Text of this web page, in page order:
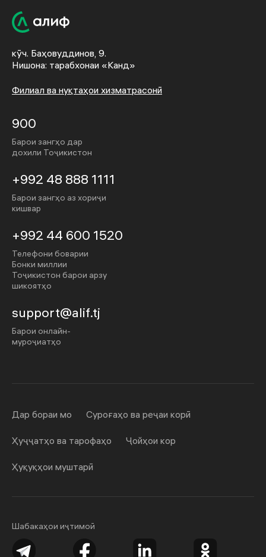
кӯч. Баҳовуддинов, 9.
Нишона: тарабхонаи «Канд»
Филиал ва нуқтаҳои хизматрасонӣ
900
Барои зангҳо дар
дохили Тоҷикистон
+992 48 888 1111
Барои зангҳо аз хориҷи
кишвар
+992 44 600 1520
Телефони боварии
Бонки миллии
Тоҷикистон барои арзу
шикоятҳо
support@alif.tj
Барои онлайн-
муроҷиатҳо
Шабакаҳои иҷтимоӣ
Дар бораи мо Суроғаҳо ва реҷаи корӣ
Ҳуҷҷатҳо ва тарофаҳо Ҷойҳои кор
Ҳуқуқҳои муштарӣ